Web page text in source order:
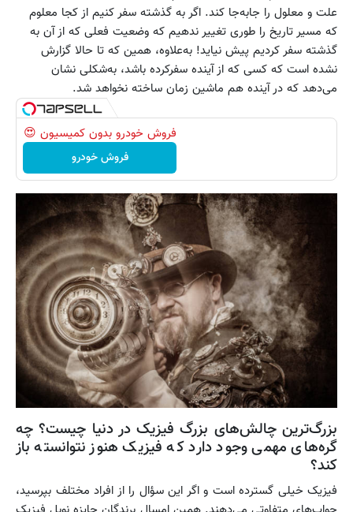
علت و معلول را جابه‌جا کند. اگر به گذشته سفر کنیم از کجا معلوم
که مسیر تاریخ را طوری تغییر ندهیم که وضعیت فعلی که از آن به
گذشته سفر کردیم پیش نیاید! به‌علاوه، همین که تا حالا گزارش
نشده است که کسی که از آینده سفرکرده باشد، به‌شکلی نشان
می‌دهد که در آینده هم ماشین زمان ساخته نخواهد شد.
فروش خودرو بدون کمیسیون 😍
فروش خودرو
بزرگ‌ترین چالش‌های بزرگ فیزیک در دنیا چیست؟ چه
گره‌های مهمی وجود دارد که فیزیک هنوز نتوانسته باز
کند؟
فیزیک خیلی گسترده است و اگر این سؤال را از افراد مختلف بپرسید،